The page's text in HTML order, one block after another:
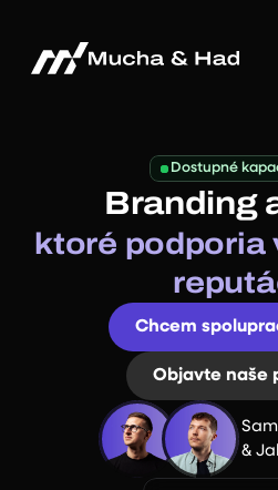
a
e
k
Dostupné
Branding
ktoré podporia
Chcem
40+
Objavte naše
40+
&